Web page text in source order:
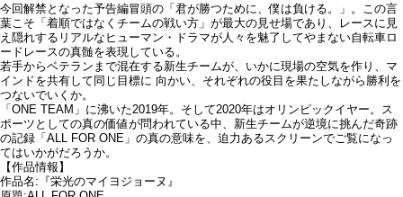
今回解禁となった予告編冒頭の「君が勝つために、僕は負ける。」。この言
葉こそ「着順ではなくチームの戦い方」が最大の見せ場であり、レースに見
え隠れするリアルなヒューマン・ドラマが人々を魅了してやまない自転車ロ
ードレースの真髄を表現している。
若手からベテランまで混在する新生チームが、いかに現場の空気を作り、マ
インドを共有して同じ目標に 向かい、それぞれの役目を果たしながら勝利を
つないでいくか。
「ONE TEAM」に沸いた2019年。そして2020年はオリンピックイヤー。ス
ポーツとしての真の価値が問われている中、新生チームが逆境に挑んだ奇跡
の記録「ALL FOR ONE」の真の意味を、迫力あるスクリーンでご覧になっ
てはいかがだろうか。
【作品情報】
作品名:『栄光のマイヨジョーヌ』